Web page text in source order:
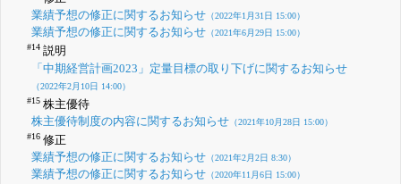
業績予想の修正に関するお知らせ（2022年1月31日 15:00）
業績予想の修正に関するお知らせ（2021年6月29日 15:00）
#14説明
「中期経営計画2023」定量目標の取り下げに関するお知らせ
（2022年2月10日 14:00）
#15株主優待
株主優待制度の内容に関するお知らせ（2021年10月28日 15:00）
#16修正
業績予想の修正に関するお知らせ（2021年2月2日 8:30）
業績予想の修正に関するお知らせ（2020年11月6日 15:00）